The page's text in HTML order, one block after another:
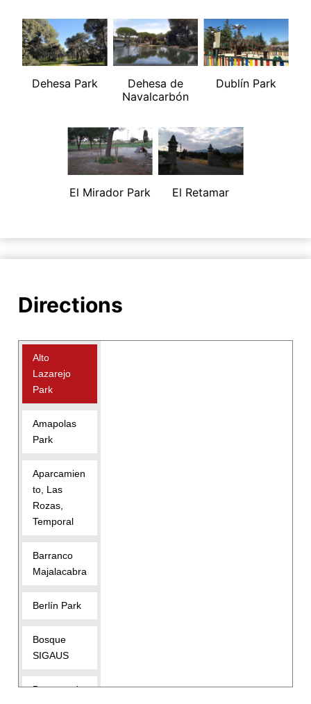
Dehesa Park
Dehesa de
Navalcarbón
Dublín Park
El Mirador Park El Retamar
Directions
Alto
Lazarejo
Park
Amapolas
Park
Aparcamien
to, Las
Rozas,
Temporal
Barranco
Majalacabra
Berlín Park
Bosque
SIGAUS
Bunquer de